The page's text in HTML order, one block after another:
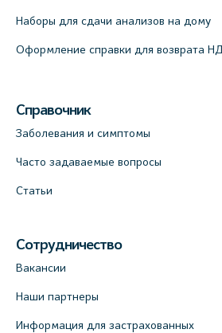
Наборы для сдачи анализов на дому
Оформление справки для возврата
Справочник
Заболевания и симптомы
Часто задаваемые вопросы
Статьи
Сотрудничество
Вакансии
Наши партнеры
Информация для застрахованных